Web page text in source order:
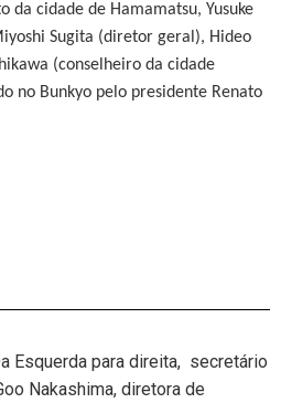
da cidade de Hamamatsu, Yusuke
Sugita (diretor geral), Hideo
(conselheiro da cidade
no Bunkyo pelo presidente Renato
Esquerda para direita, secretário
Nakashima, diretora de